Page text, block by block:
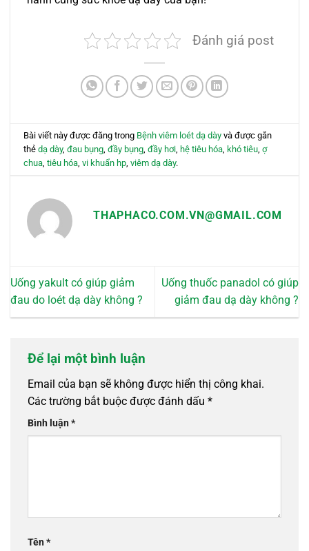
Đánh giá post
Bài viết này được đăng trong Bệnh viêm loét dạ dày và được gắn
thẻdạ dày,đau bụng ,đầy bụng ,đầy hơi ,hệ tiêu hóa ,khó tiêu ,ợ
chua ,tiêu hóa ,vi khuẩn hp ,viêm dạ dày.
THAPHACO.COM.VN@GMAIL.COM
Uống yakult có giúp giảm
đau do loét dạ dày không ?
Uống thuốc panadol có giúp
giảm đau dạ dày không ?
Để lại một bình luận
Email của bạn sẽ không được hiển thị công khai.
Các trường bắt buộc được đánh dấu *
Bình luận*
Tên*